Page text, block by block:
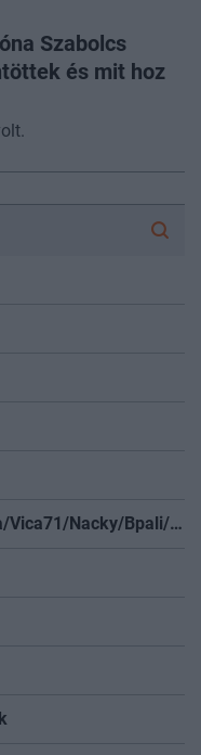
Szabolcs
és mit hoz
Toka Club/Labanc/Laruska/Vica71/Nacky/Bpali/Oldrider/Josefernando/Mcbull/Kawaszabi